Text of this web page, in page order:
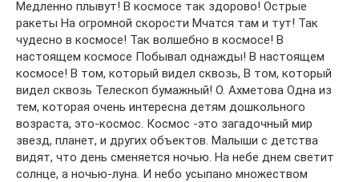
Медленно плывут! В космосе так здорово! Острые
ракеты На огромной скорости Мчатся там и тут! Так
чудесно в космосе! Так волшебно в космосе! В
настоящем космосе Побывал однажды! В настоящем
космосе! В том, который видел сквозь, В том, который
видел сквозь Телескоп бумажный! О. Ахметова Одна из
тем, которая очень интересна детям дошкольного
возраста, это-космос. Космос -это загадочный мир
звезд, планет, и других объектов. Малыши с детства
видят, что день сменяется ночью. На небе днем светит
солнце, а ночью-луна. И небо усыпано множеством